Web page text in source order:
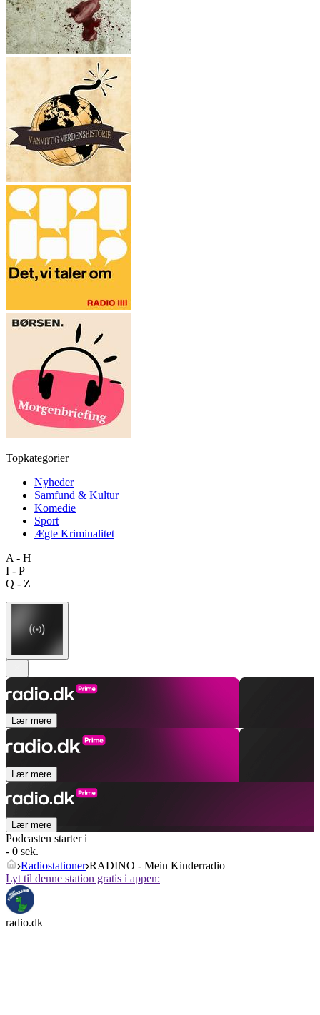
Topkategorier
Nyheder
Samfund & Kultur
Komedie
Sport
Ægte Kriminalitet
A - H
I - P
Q - Z
Lær mere
Lær mere
Lær mere
Podcasten starter i
- 0 sek.
Radiostationer RADINO - Mein Kinderradio
Lyt til denne station gratis i appen:
radio.dk